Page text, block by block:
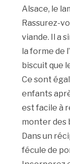
Alsace, le
Rassurez-
viande. Il a
la forme de
biscuit que
Ce sont
enfants
est facile à
monter des
Dans un
fécule de